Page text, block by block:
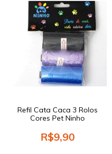
Refil Cata Caca 3 Rolos
Cores Pet Ninho
R$9,90